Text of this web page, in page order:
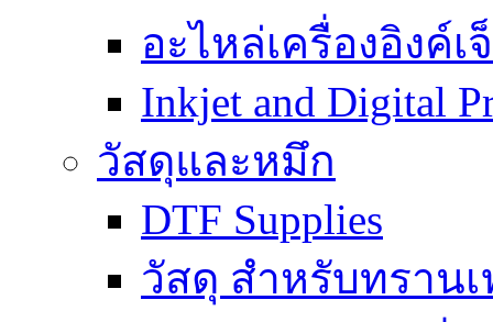
อะไหล่เครื่องอิงค์เ
Inkjet and Digital
วัสดุและหมึก
DTF Supplies
วัสดุ สำหรับทราน